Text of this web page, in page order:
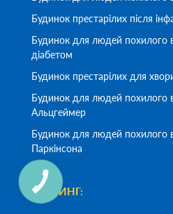
Будинок престарілих після
Будинок для людей похилого
діабетом
Будинок престарілих для
Будинок для людей похилого
Альцгеймер
Будинок для людей похилого
Паркінсона
РЕЙТИНГ: